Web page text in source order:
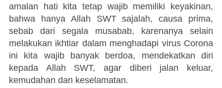
amalan hati kita tetap wajib memiliki keyakinan,
bahwa hanya Allah SWT sajalah, causa prima,
sebab dari segala musabab, karenanya selain
melakukan ikhtiar dalam menghadapi virus Corona
ini kita wajib banyak berdoa, mendekatkan diri
kepada Allah SWT, agar diberi jalan keluar,
kemudahan dan keselamatan.